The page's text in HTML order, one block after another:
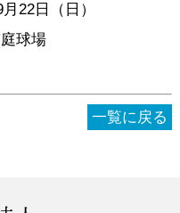
22日（日）
球場
一覧に戻る